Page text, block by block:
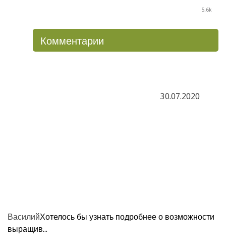
5.6k
Комментарии
30.07.2020
ВасилийХотелось бы узнать подробнее о возможности
выращив...